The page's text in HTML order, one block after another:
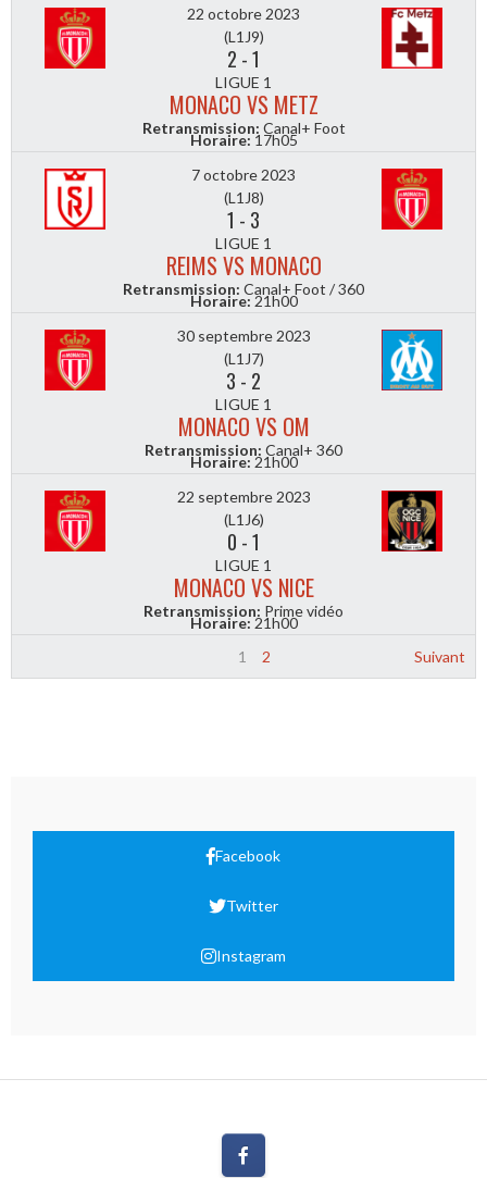
22 octobre 2023
(L1J9)
2 -1
LIGUE 1
MONACO VS METZ
Retransmission: Canal+ Foot
Horaire:17h05
7 octobre 2023
(L1J8)
1 - 3
LIGUE 1
REIMS VS MONACO
Retransmission: Canal+ Foot / 360
Horaire:21h00
30 septembre 2023
(L1J7)
3 - 2
LIGUE 1
MONACO VS OM
Retransmission: Canal+ 360
Horaire:21h00
22 septembre 2023
(L1J6)
0 -1
LIGUE 1
MONACO VS NICE
Retransmission: Prime vidéo
Horaire:21h00
1
2 Suivant
Facebook
Twitter
Instagram